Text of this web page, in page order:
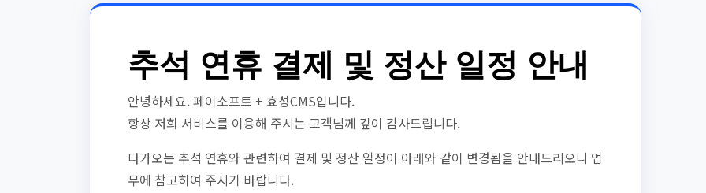
추석 연휴 결제 및 정산 일정 안내
안녕하세요. 페이소프트 + 효성CMS입니다.
항상 저희 서비스를 이용해 주시는 고객님께 깊이 감사드립니다.
다가오는 추석 연휴와 관련하여 결제 및 정산 일정이 아래와 같이 변경됨을 안내드리오니 업
무에 참고하여 주시기 바랍니다.